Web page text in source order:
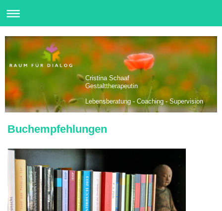
Cristina Schaaf
Gestalttherapeutin
Lebensberatung - Coaching - Supervision
Buchempfehlungen